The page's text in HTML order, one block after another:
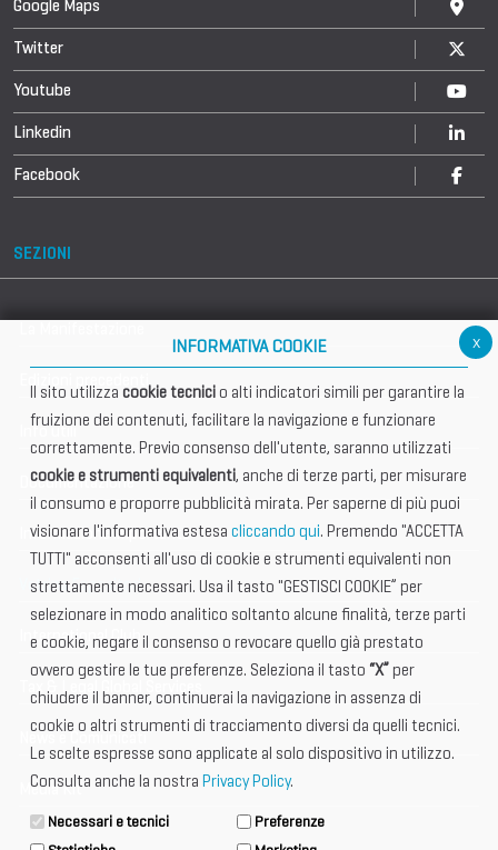
Google Maps
Twitter
Youtube
Linkedin
Facebook
SEZIONI
Info utili
Documentazione
Informazione importante
Vetrina Espositori
International Club
Tax & Legal Global Services
News e Comunicati
Media Kit
x
INFORMATIVA COOKIE
Il sito utilizza cookie tecnicio alti indicatori simili per garantire la
fruizione dei contenuti, facilitare la navigazione e funzionare
correttamente. Previo consenso dell'utente, saranno utilizzati
cookie e strumenti equivalenti, anche di terze parti, per misurare
il consumo e proporre pubblicità mirata. Per saperne di più puoi
visionare l'informativa estesa cliccando qui. Premendo "ACCETTA
TUTTI" acconsenti all'uso di cookie e strumenti equivalenti non
strettamente necessari. Usa il tasto "GESTISCI COOKIE” per
selezionare in modo analitico soltanto alcune finalità, terze parti
e cookie, negare il consenso o revocare quello già prestato
ovvero gestire le tue preferenze. Seleziona il tasto “X” per
chiudere il banner, continuerai la navigazione in assenza di
cookie o altri strumenti di tracciamento diversi da quelli tecnici.
Le scelte espresse sono applicate al solo dispositivo in utilizzo.
Consulta anche la nostra Privacy Policy.
Necessari e tecnici
Preferenze